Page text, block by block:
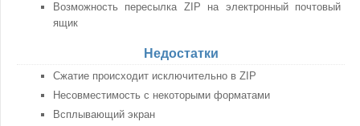
Возможность пересылка ZIP на электронный почтовый
ящик
Недостатки
Сжатие происходит исключительно в ZIP
Несовместимость с некоторыми форматами
Всплывающий экран